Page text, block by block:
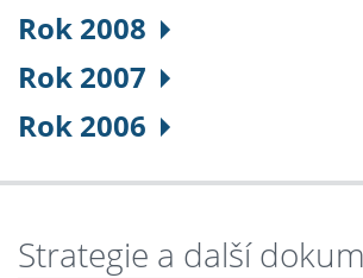
Rok 2008
Rok 2007
Rok 2006
Strategie a další